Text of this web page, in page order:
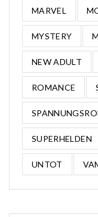
MARVEL
MYSTERY
NEW ADULT
ROMANCE
SUPERHELDEN
UNTOT